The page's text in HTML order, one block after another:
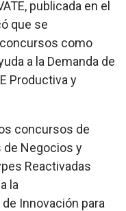
publicada en el
que se
como
a la Demanda de
Productiva y
concursos de
de Negocios y
Reactivadas
la
Innovación para